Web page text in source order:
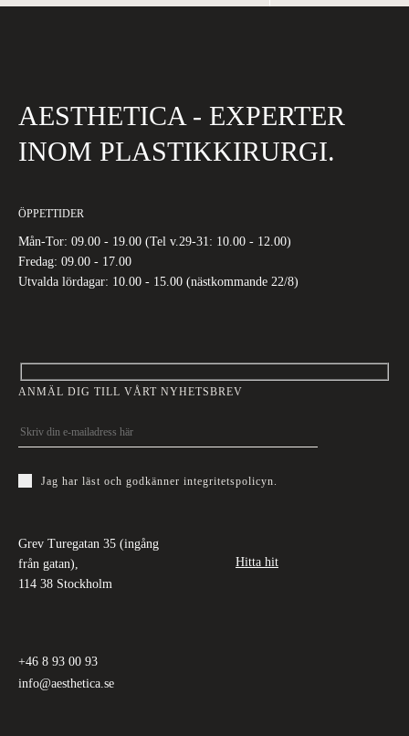
AESTHETICA - EXPERTER
INOM PLASTIKKIRURGI.
ÖPPETTIDER
Mån-Tor: 09.00 - 19.00 (Tel v.29-31: 10.00 - 12.00)
Fredag: 09.00 - 17.00
Utvalda lördagar: 10.00 - 15.00 (nästkommande 22/8)
ANMÄL DIG TILL VÅRT NYHETSBREV
Jag har läst och godkänner integritetspolicyn
Grev Turegatan 35 (ingång
från gatan),
114 38 Stockholm
Hitta hit
+46 8 93 00 93
info@aesthetica.se